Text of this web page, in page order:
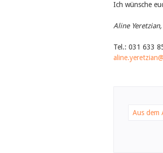
Ich wünsche
Aline
Tel.: 031 633
Aus dem